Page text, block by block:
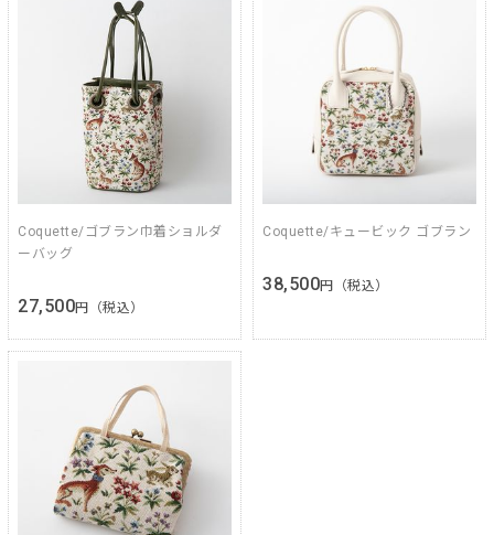
Coquette/ゴブラン巾着ショルダ
ーバッグ
27,500円（税込）
Coquette/キュービック ゴブラン
38,500円（税込）